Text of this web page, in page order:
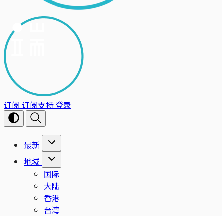
订阅 订阅支持登录
最新
地域
国际
大陆
香港
台湾